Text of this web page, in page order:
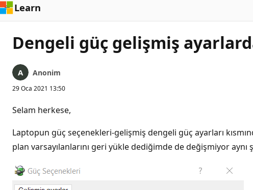
Learn
Dengeli güç gelişmiş
Anonim
29 Oca 2021 13:50
Selam herkese,
Laptopun güç seçenekleri-gelişmiş dengeli güç ayarları
plan varsayılanlarını geri yükle dediğimde de değişmiyor